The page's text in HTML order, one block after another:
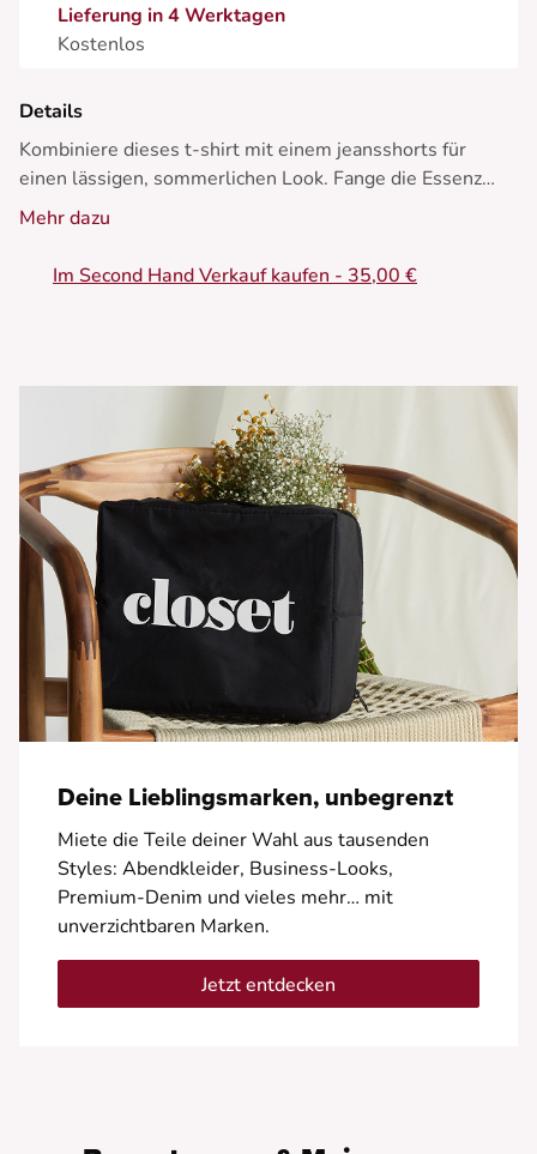
Lieferung in 4 Werktagen
Kostenlos
Details
Kombiniere dieses t-shirt mit einem jeansshorts für
einen lässigen, sommerlichen Look. Fange die Essenz
sonniger Tage mit Stil ein.
• Bedrucktes T-shirt mit Muster
• Originaler Druckdetails
Mehr dazu
Im Second Hand Verkauf kaufen - 35,00 €
Deine Lieblingsmarken, unbegrenzt
Miete die Teile deiner Wahl aus tausenden
Styles: Abendkleider, Business-Looks,
Premium-Denim und vieles mehr… mit
unverzichtbaren Marken.
Jetzt entdecken